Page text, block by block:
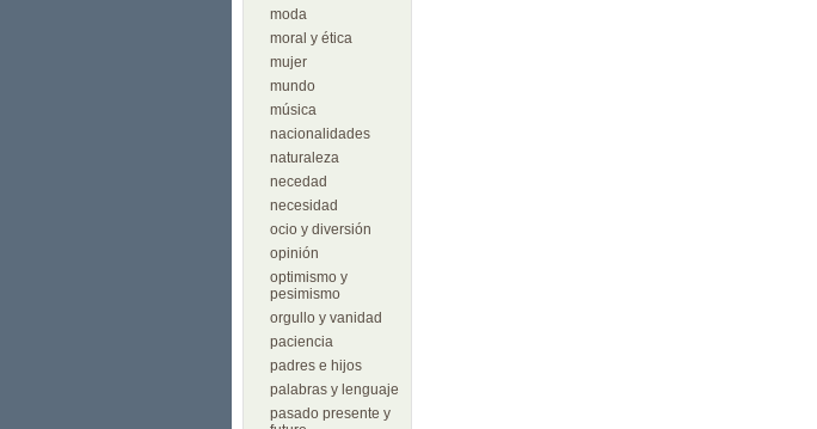
moda
moral y ética
mujer
mundo
música
nacionalidades
naturaleza
necedad
necesidad
ocio y diversión
opinión
optimismo y
pesimismo
orgullo y vanidad
paciencia
padres e hijos
palabras y lenguaje
pasado presente y